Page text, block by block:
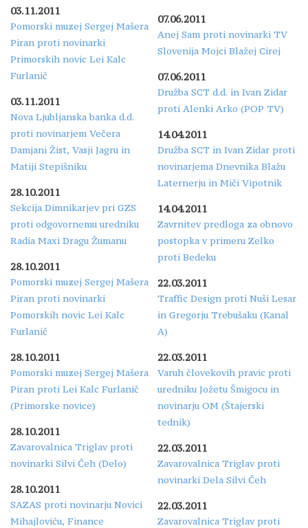
03.11.2011
Pomorski muzej Sergej Mašera
Piran proti novinarki
Primorskih novic Lei Kalc
Furlanič
03.11.2011
Nova Ljubljanska banka d.d.
proti novinarjem Večera
Damjani Žist, Vasji Jagru in
Matiji Stepišniku
28.10.2011
Sekcija Dimnikarjev pri GZS
proti odgovornemu uredniku
Radia Maxi Dragu Žumanu
28.10.2011
Pomorski muzej Sergej Mašera
Piran proti novinarki
Pomorskih novic Lei Kalc
Furlanič
28.10.2011
Pomorski muzej Sergej Mašera
Piran proti Lei Kalc Furlanič
(Primorske novice)
28.10.2011
Zavarovalnica Triglav proti
novinarki Silvi Čeh (Delo)
28.10.2011
SAZAS proti novinarju Novici
Mihajloviću, Finance
07.06.2011
Anej Sam proti novinarki TV
Slovenija Mojci Blažej Cirej
07.06.2011
Družba SCT d.d. in Ivan Zidar
proti Alenki Arko (POP TV)
14.04.2011
Družba SCT in Ivan Zidar proti
novinarjema Dnevnika Blažu
Laternerju in Miči Vipotnik
14.04.2011
Zavrnitev predloga za obnovo
postopka v primeru Zelko
proti Bedeku
22.03.2011
Traffic Design proti Nuši Lesar
in Gregorju Trebušaku (Kanal
A)
22.03.2011
Varuh človekovih pravic proti
uredniku Jožetu Šmigocu in
novinarju OM (Štajerski
tednik)
22.03.2011
Zavarovalnica Triglav proti
novinarki Dela Silvi Čeh
22.03.2011
Zavarovalnica Triglav proti